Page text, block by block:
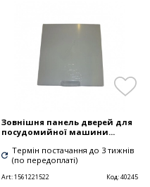
Зовнішня панель дверей для
посудомийної машини...
Термін постачання до 3 тижнів
(по передоплаті)
Art:1561221522 Код:40245